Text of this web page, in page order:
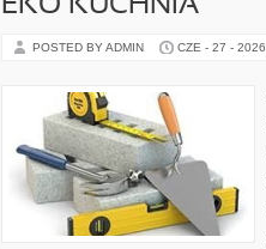
EKO KUCHNIA
POSTED BY ADMIN CZE - 27 - 2026